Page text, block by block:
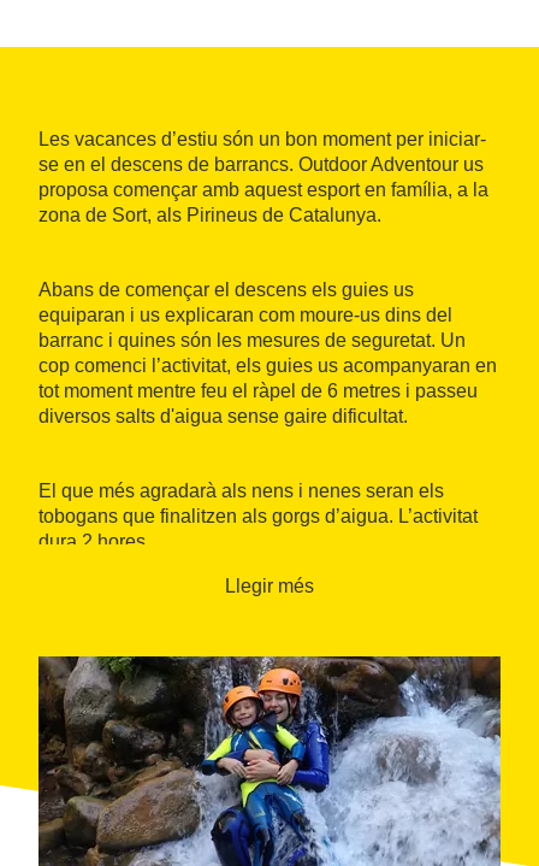
Les vacances d’estiu són un bon moment per iniciar-
se en el descens de barrancs. Outdoor Adventour us
proposa començar amb aquest esport en família, a la
zona de Sort, als Pirineus de Catalunya.
Abans de començar el descens els guies us
equiparan i us explicaran com moure-us dins del
barranc i quines són les mesures de seguretat. Un
cop comenci l’activitat, els guies us acompanyaran en
tot moment mentre feu el ràpel de 6 metres i passeu
diversos salts d'aigua sense gaire dificultat.
El que més agradarà als nens i nenes seran els
tobogans que finalitzen als gorgs d’aigua. L’activitat
dura 2 hores.
On:Sort
Organitza:Outdoor Adventour
Llegir més